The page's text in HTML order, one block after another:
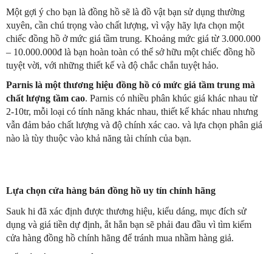
Một gợi ý cho bạn là đồng hồ sẽ là đồ vật bạn sử dụng thường
xuyên, cần chú trọng vào chất lượng, vì vậy hãy lựa chọn một
chiếc đồng hồ ở mức giá tầm trung. Khoảng mức giá từ 3.000.000
– 10.000.000đ là bạn hoàn toàn có thể sở hữu một chiếc đồng hồ
tuyệt vời, với những thiết kế và độ chắc chắn tuyệt hảo.
Parnis là một thương hiệu đồng hồ có mức giá tầm trung mà
chất lượng tầm cao. Parnis có nhiều phân khúc giá khác nhau từ
2-10tr, mỗi loại có tính năng khác nhau, thiết kế khác nhau nhưng
vẫn đảm bảo chất lượng và độ chính xác cao. và lựa chọn phân giá
nào là tùy thuộc vào khả năng tài chính của bạn.
Lựa chọn cửa hàng bán đồng hồ uy tín chính hãng
Sauk hi đã xác định được thương hiệu, kiểu dáng, mục đích sử
dụng và giá tiền dự định, ắt hẳn bạn sẽ phải đau đầu vì tìm kiếm
cửa hàng đồng hồ chính hãng để tránh mua nhầm hàng giả.